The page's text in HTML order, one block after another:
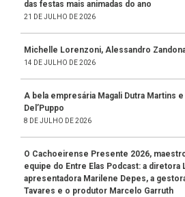
das festas mais animadas do ano
21 DE JULHO DE 2026
Michelle Lorenzoni, Alessandro
14 DE JULHO DE 2026
A bela empresária Magali Dutra Martins
Del’Puppo
8 DE JULHO DE 2026
O Cachoeirense Presente 2026,
equipe do Entre Elas Podcast: a diretora
apresentadora Marilene Depes, a
Tavares e o produtor Marcelo Garruth